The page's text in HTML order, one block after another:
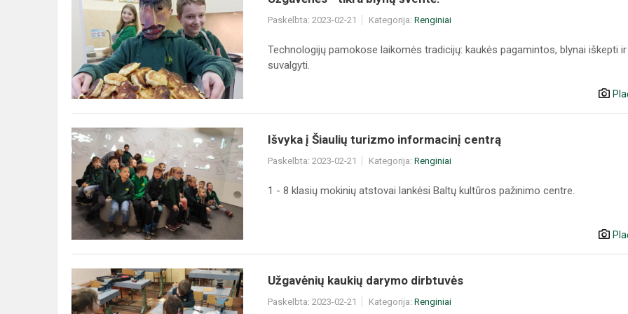
Paskelbta: 2023-02-21 Kategorija: Renginiai
Technologijų pamokose laikomės tradicijų: kaukės pagamintos, blynai iškepti ir
suvalgyti.
Išvyka į Šiaulių turizmo informacinį centrą
Paskelbta: 2023-02-21 Kategorija: Renginiai
1 - 8 klasių mokinių atstovai lankėsi Baltų kultūros pažinimo centre.
Užgavėnių kaukių darymo dirbtuvės
Paskelbta: 2023-02-21 Kategorija: Renginiai